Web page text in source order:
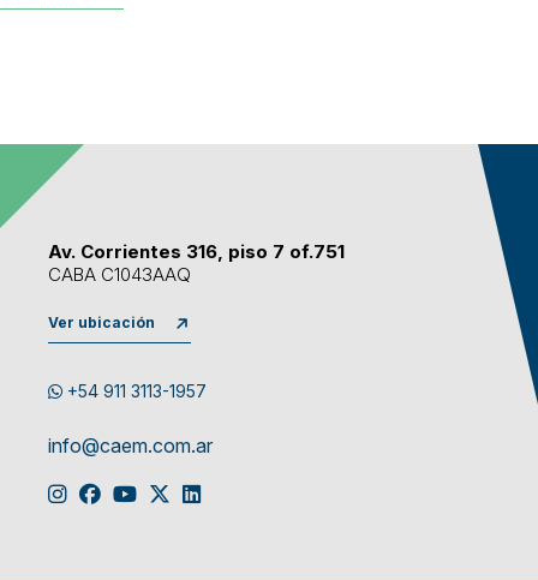
Av. Corrientes 316, piso 7 of.751
CABA C1043AAQ
Ver ubicación
+54 911 3113-1957
info@caem.com.ar